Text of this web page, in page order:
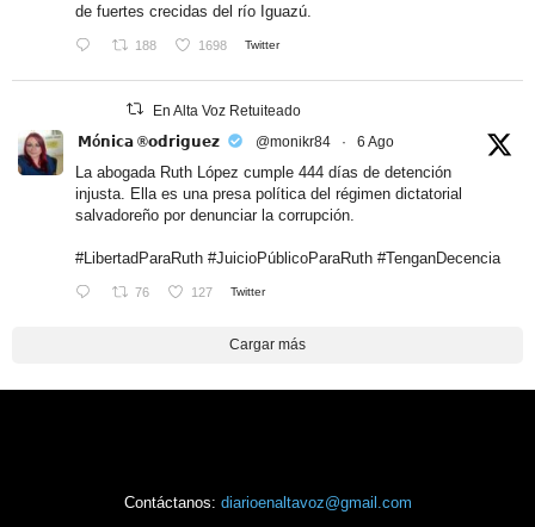
de fuertes crecidas del río Iguazú.
188 1698 Twitter
En Alta Voz Retuiteado
𝗠ó𝗻𝗶𝗰𝗮 ®𝗼𝗱𝗿𝗶𝗴𝘂𝗲𝘇
@monikr84 · 6 Ago
La abogada Ruth López cumple 444 días de detención
injusta. Ella es una presa política del régimen dictatorial
salvadoreño por denunciar la corrupción.
#LibertadParaRuth #JuicioPúblicoParaRuth #TenganDecencia
76 127 Twitter
Cargar más
Contáctanos: diarioenaltavoz@gmail.com